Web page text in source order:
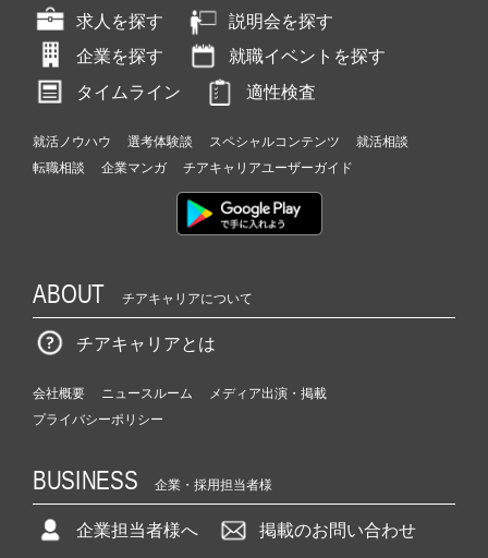
求人を探す
説明会を探す
企業を探す
就職イベントを探す
タイムライン
適性検査
就活ノウハウ 選考体験談 スペシャルコンテンツ
就活相談
転職相談
企業マンガ チアキャリアユーザーガイド
ABOUT チアキャリアについて
チアキャリアとは
会社概要 ニュースルーム
メディア出演・掲載
プライバシーポリシー
BUSINESS 企業・採用担当者様
企業担当者様へ 掲載のお問い合わせ